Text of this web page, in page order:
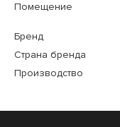
Помещение
Бренд
Страна бренда
Производство